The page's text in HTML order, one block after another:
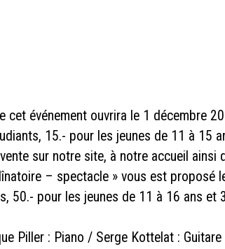
cet événement ouvrira le 1 décembre
15.- pour les jeunes de 11 à 15
sur notre site, à notre accueil ainsi
– spectacle » vous est proposé
50.- pour les jeunes de 11 à 16 ans et
Piller : Piano / Serge Kottelat :